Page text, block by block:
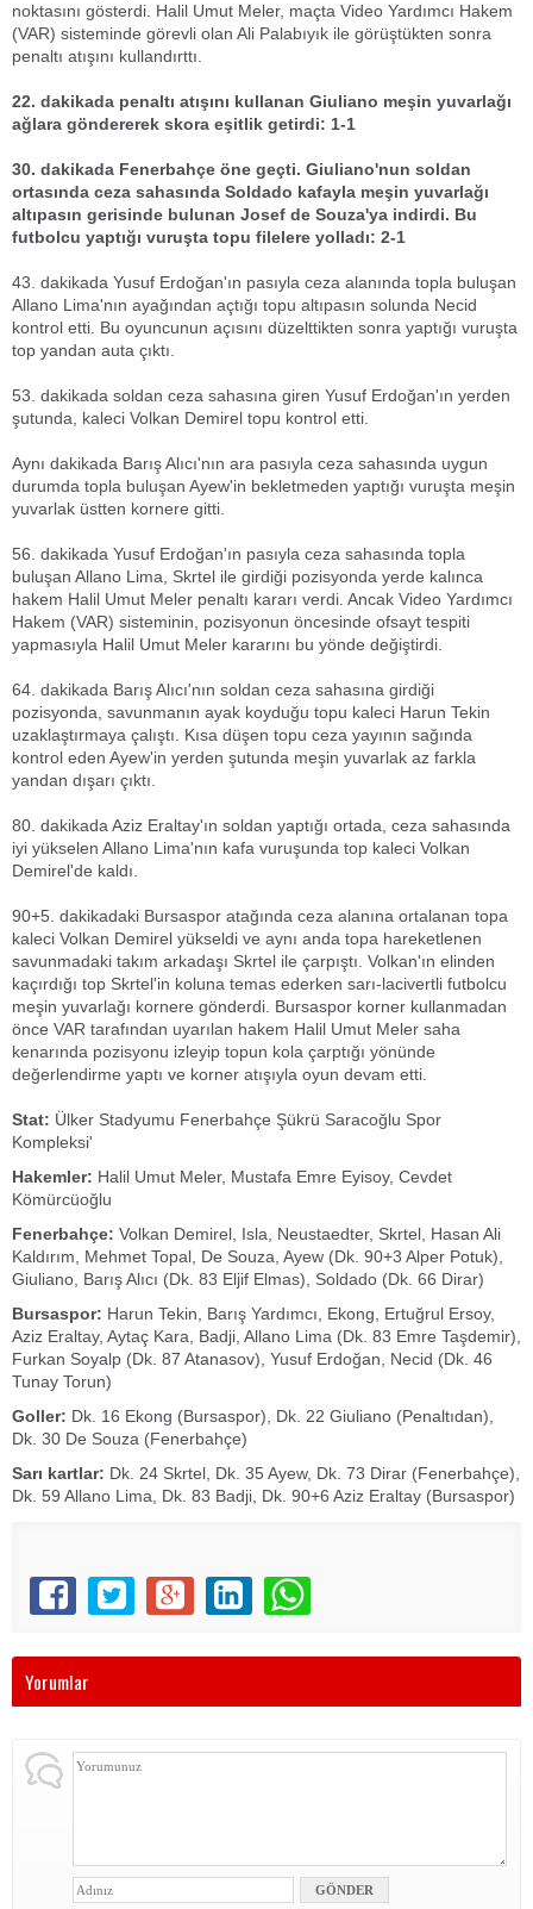
noktasını gösterdi. Halil Umut Meler, maçta Video Yardımcı Hakem
(VAR) sisteminde görevli olan Ali Palabıyık ile görüştükten sonra
penaltı atışını kullandırttı.
22. dakikada penaltı atışını kullanan Giuliano meşin yuvarlağı
ağlara göndererek skora eşitlik getirdi: 1-1
30. dakikada Fenerbahçe öne geçti. Giuliano'nun soldan
ortasında ceza sahasında Soldado kafayla meşin yuvarlağı
altıpasın gerisinde bulunan Josef de Souza'ya indirdi. Bu
futbolcu yaptığı vuruşta topu filelere yolladı: 2-1
43. dakikada Yusuf Erdoğan'ın pasıyla ceza alanında topla buluşan
Allano Lima'nın ayağından açtığı topu altıpasın solunda Necid
kontrol etti. Bu oyuncunun açısını düzelttikten sonra yaptığı vuruşta
top yandan auta çıktı.
53. dakikada soldan ceza sahasına giren Yusuf Erdoğan'ın yerden
şutunda, kaleci Volkan Demirel topu kontrol etti.
Aynı dakikada Barış Alıcı'nın ara pasıyla ceza sahasında uygun
durumda topla buluşan Ayew'in bekletmeden yaptığı vuruşta meşin
yuvarlak üstten kornere gitti.
56. dakikada Yusuf Erdoğan'ın pasıyla ceza sahasında topla
buluşan Allano Lima, Skrtel ile girdiği pozisyonda yerde kalınca
hakem Halil Umut Meler penaltı kararı verdi. Ancak Video Yardımcı
Hakem (VAR) sisteminin, pozisyonun öncesinde ofsayt tespiti
yapmasıyla Halil Umut Meler kararını bu yönde değiştirdi.
64. dakikada Barış Alıcı'nın soldan ceza sahasına girdiği
pozisyonda, savunmanın ayak koyduğu topu kaleci Harun Tekin
uzaklaştırmaya çalıştı. Kısa düşen topu ceza yayının sağında
kontrol eden Ayew'in yerden şutunda meşin yuvarlak az farkla
yandan dışarı çıktı.
80. dakikada Aziz Eraltay'ın soldan yaptığı ortada, ceza sahasında
iyi yükselen Allano Lima'nın kafa vuruşunda top kaleci Volkan
Demirel'de kaldı.
90+5. dakikadaki Bursaspor atağında ceza alanına ortalanan topa
kaleci Volkan Demirel yükseldi ve aynı anda topa hareketlenen
savunmadaki takım arkadaşı Skrtel ile çarpıştı. Volkan'ın elinden
kaçırdığı top Skrtel'in koluna temas ederken sarı-lacivertli futbolcu
meşin yuvarlağı kornere gönderdi. Bursaspor korner kullanmadan
önce VAR tarafından uyarılan hakem Halil Umut Meler saha
kenarında pozisyonu izleyip topun kola çarptığı yönünde
değerlendirme yaptı ve korner atışıyla oyun devam etti.
Stat: Ülker Stadyumu Fenerbahçe Şükrü Saracoğlu Spor
Kompleksi'
Hakemler: Halil Umut Meler, Mustafa Emre Eyisoy, Cevdet
Kömürcüoğlu
Fenerbahçe: Volkan Demirel, Isla, Neustaedter, Skrtel, Hasan Ali
Kaldırım, Mehmet Topal, De Souza, Ayew (Dk. 90+3 Alper Potuk),
Giuliano, Barış Alıcı (Dk. 83 Eljif Elmas), Soldado (Dk. 66 Dirar)
Bursaspor: Harun Tekin, Barış Yardımcı, Ekong, Ertuğrul Ersoy,
Aziz Eraltay, Aytaç Kara, Badji, Allano Lima (Dk. 83 Emre Taşdemir),
Furkan Soyalp (Dk. 87 Atanasov), Yusuf Erdoğan, Necid (Dk. 46
Tunay Torun)
Goller: Dk. 16 Ekong (Bursaspor), Dk. 22 Giuliano (Penaltıdan),
Dk. 30 De Souza (Fenerbahçe)
Sarı kartlar: Dk. 24 Skrtel, Dk. 35 Ayew, Dk. 73 Dirar (Fenerbahçe),
Dk. 59 Allano Lima, Dk. 83 Badji, Dk. 90+6 Aziz Eraltay (Bursaspor)
Yorumlar